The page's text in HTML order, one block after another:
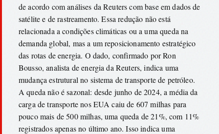
de acordo com análises da Reuters com base em dados de
satélite e de rastreamento. Essa redução não está
relacionada a condições climáticas ou a uma queda na
demanda global, mas a um reposicionamento estratégico
das rotas de energia. O dado, confirmado por Ron
Bousso, analista de energia da Reuters, indica uma
mudança estrutural no sistema de transporte de petróleo.
A queda não é sazonal: desde junho de 2024, a média da
carga de transporte nos EUA caiu de 607 milhas para
pouco mais de 500 milhas, uma queda de 21%, com 11%
registrados apenas no último ano. Isso indica uma